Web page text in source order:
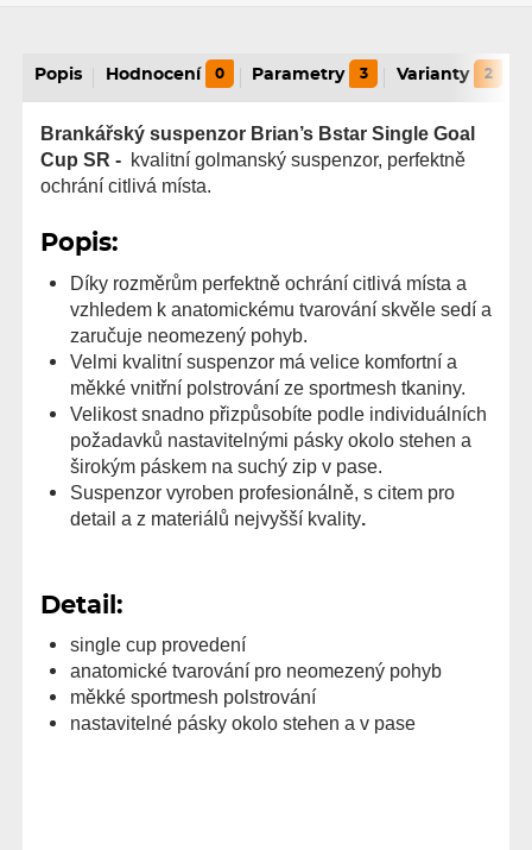
Popis Hodnocení 0 Parametry 3 Varianty 2
Brankářský suspenzor Brian’s Bstar Single Goal
Cup SR - kvalitní golmanský suspenzor, perfektně
ochrání citlivá místa.
Popis:
Díky rozměrům perfektně ochrání citlivá místa a
vzhledem k anatomickému tvarování skvěle sedí a
zaručuje neomezený pohyb.
Velmi kvalitní suspenzor má velice komfortní a
měkké vnitřní polstrováníze sportmesh tkaniny.
Velikost snadno přizpůsobíte podle individuálních
požadavků nastavitelnými pásky okolo stehen a
širokým páskem na suchý zip v pase.
Suspenzor vyroben profesionálně, s citem pro
detail a z materiálů nejvyšší kvality
Detail:
single cup provedení
anatomické tvarování pro neomezený pohyb
měkké sportmesh polstrování
nastavitelné pásky okolo stehen a v pase